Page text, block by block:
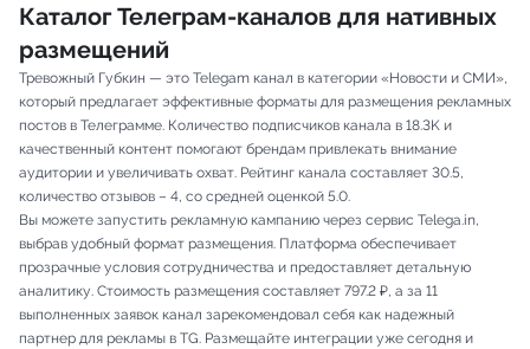
Каталог Телеграм-каналов для нативных
размещений
Тревожный Губкин — это Telegam канал в категории «Новости и СМИ»,
который предлагает эффективные форматы для размещения рекламных
постов в Телеграмме. Количество подписчиков канала в 18.3K и
качественный контент помогают брендам привлекать внимание
аудитории и увеличивать охват. Рейтинг канала составляет 30.5,
количество отзывов – 4, со средней оценкой 5.0.
Вы можете запустить рекламную кампанию через сервис Telega.in,
выбрав удобный формат размещения. Платформа обеспечивает
прозрачные условия сотрудничества и предоставляет детальную
аналитику. Стоимость размещения составляет 797.2 ₽, а за 11
выполненных заявок канал зарекомендовал себя как надежный
партнер для рекламы в TG. Размещайте интеграции уже сегодня и